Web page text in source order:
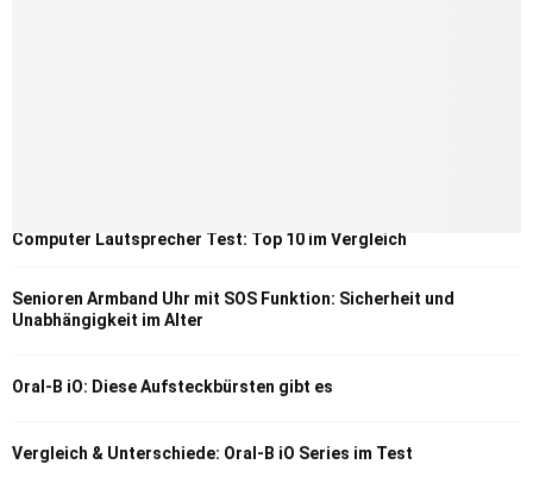
Computer Lautsprecher Test: Top 10 im Vergleich
Senioren Armband Uhr mit SOS Funktion: Sicherheit und
Unabhängigkeit im Alter
Oral-B iO: Diese Aufsteckbürsten gibt es
Vergleich & Unterschiede: Oral-B iO Series im Test